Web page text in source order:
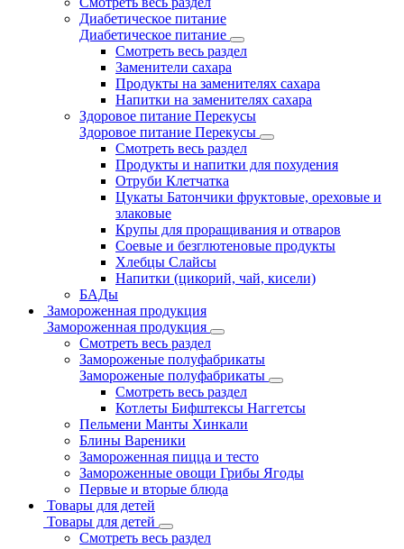
Диабетическое питание
Диабетическое питание
Смотреть весь раздел
Заменители сахара
Продукты на заменителях сахара
Напитки на заменителях сахара
Здоровое питание Перекусы
Здоровое питание Перекусы
Смотреть весь раздел
Продукты и напитки для похудения
Отруби Клетчатка
Цукаты Батончики фруктовые, ореховые и
злаковые
Крупы для проращивания и отваров
Соевые и безглютеновые продукты
Хлебцы Слайсы
Напитки (цикорий, чай, кисели)
БАДы
Замороженная продукция
Замороженная продукция
Смотреть весь раздел
Замороженые полуфабрикаты
Замороженые полуфабрикаты
Смотреть весь раздел
Котлеты Бифштексы Наггетсы
Пельмени Манты Хинкали
Блины Вареники
Замороженная пицца и тесто
Замороженные овощи Грибы Ягоды
Первые и вторые блюда
Товары для детей
Товары для детей
Смотреть весь раздел